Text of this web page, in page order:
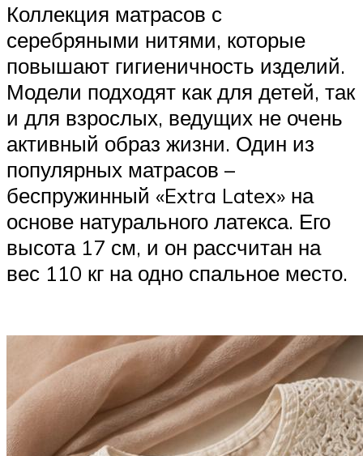
Коллекция матрасов с
серебряными нитями, которые
повышают гигиеничность изделий.
Модели подходят как для детей, так
и для взрослых, ведущих не очень
активный образ жизни. Один из
популярных матрасов –
беспружинный «Extra Latex» на
основе натурального латекса. Его
высота 17 см, и он рассчитан на
вес 110 кг на одно спальное место.